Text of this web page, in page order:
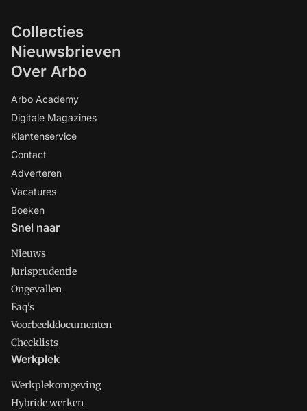
Collecties
Nieuwsbrieven
Over Arbo
Arbo Academy
Digitale Magazines
Klantenservice
Contact
Adverteren
Vacatures
Boeken
Snel naar
Nieuws
Jurisprudentie
Ongevallen
Faq's
Voorbeelddocumenten
Checklists
Werkplek
Werkplekomgeving
Hybride werken